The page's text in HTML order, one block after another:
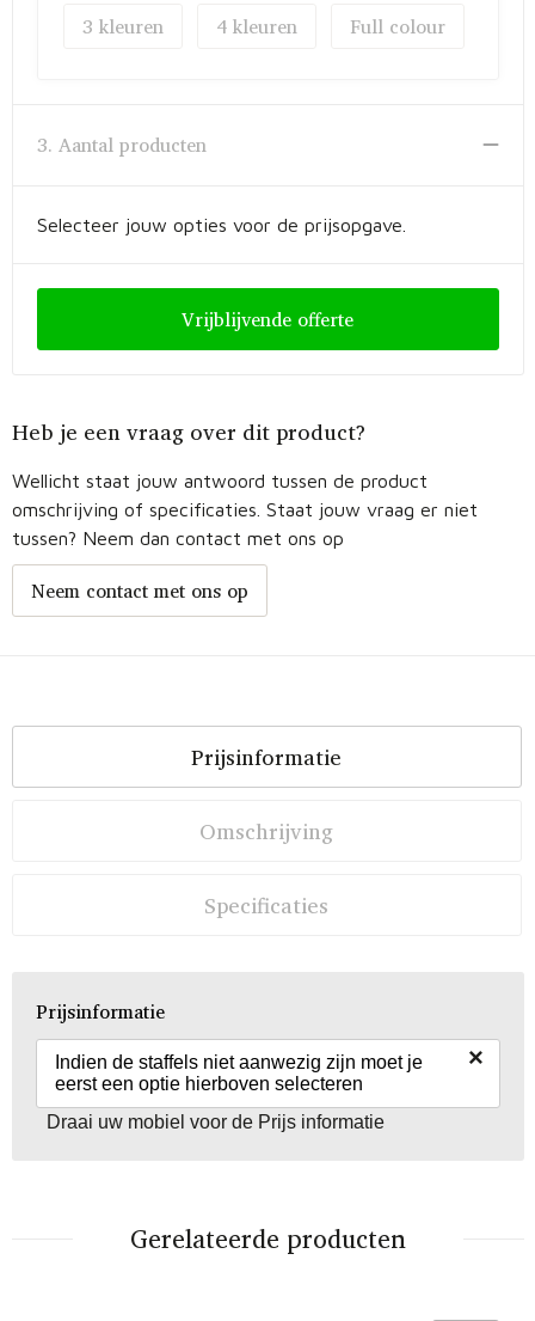
3
4 Full colour
3. Aantal producten
Selecteer jouw opties voor de prijsopgave.
Vrijblijvende offerte
Heb je een vraag over dit product?
Wellicht staat jouw antwoord tussen de product
omschrijving of specificaties. Staat jouw vraag er niet
tussen? Neem dan contact met ons op
Neem contact met ons op
Prijsinformatie
Omschrijving
Specificaties
Prijsinformatie
Indien de staffels niet aanwezig zijn moet je
eerst een optie hierboven selecteren
×
Draai uw mobiel voor de Prijs informatie
Gerelateerde producten